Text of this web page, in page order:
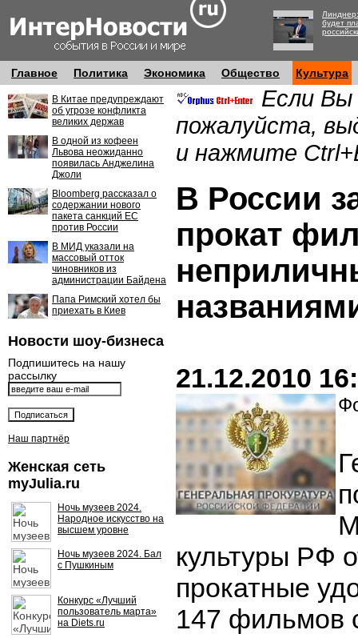
будет
Главное Политика Экономика Общество Культура
В Китае предупреждают
об угрозе конфликта
великих держав
В одной из кофеен
Львова неожиданно
появилась Анджелина
Джоли
Bloomberg рассказал о
содержании нового
пакета санкций ЕС
против России
В МИД указали на
массовый отток
чиновников из
администрации Байдена
Папа Римский хотел бы
приехать в Киев
Новости шоу-бизнеса
Подпишитесь на нашу
рассылку
Наш партнёр
Женская сеть
myJulia.ru
Ночь музеев 2024.
Народное искусство на
высшем уровне
Ночь музеев 2024. Бал
с Пушкиным
Конкурс «Лучший
пользователь марта»
на Diets.ru
Если Вы
пожалуйста,
и нажмите
В России
прокат
21.12.2010
культуры РФ
прокатные
147 фильмов